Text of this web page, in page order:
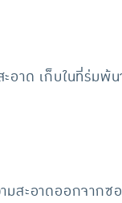
าด เก็บในที่ร่มพ้
สะอาดออกจากซอ